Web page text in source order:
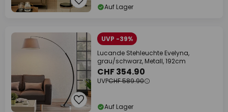
Auf Lager
UVP -39%
Lucande Stehleuchte Evelyna,
grau/schwarz, Metall, 192cm
CHF 354.90
UVPCHF 589.90
Auf Lager